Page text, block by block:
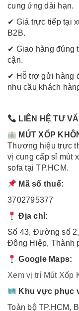
cung ứng dài hạn.
✔ Giá trực tiếp tại
B2B.
✔ Giao hàng đúng
cận.
✔ Hỗ trợ gửi hàng
nhu cầu khách
LIÊN HỆ TƯ
MÚT XỐP
Thương hiệu trực
vị cung cấp sỉ mút
sofa tại TP.HCM.
Mã số thuế:
3702795377
Địa chỉ:
Số 43, Đường số
Đông Hiệp, Thành
Google Maps:
Xem vị trí Mút Xốp
Khu vực phục
Toàn bộ TP.HCM,